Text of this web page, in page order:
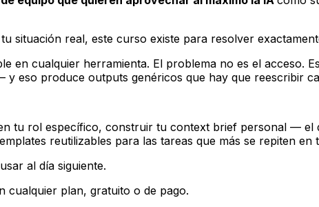
situación real, este curso existe para resolver
en cualquier herramienta. El problema no es el acceso.
eso produce outputs genéricos que hay que reescribir
tu rol específico, construir tu context brief personal — el
reutilizables para las tareas que más se repiten en
al día siguiente.
cualquier plan, gratuito o de pago.